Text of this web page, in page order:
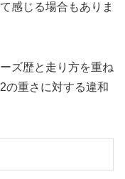
感じる場合もありま
ズ歴と走り方を重ね
の重さに対する違和